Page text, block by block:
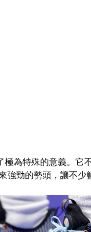
為特殊的意義。它
強勁的勢頭，讓不少